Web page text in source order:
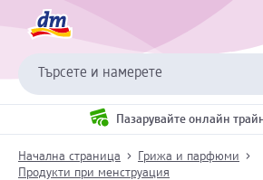
Търсете и намерете
Пазарувайте онлайн
Начална страница
Грижа и парфюми
Продукти при менструация